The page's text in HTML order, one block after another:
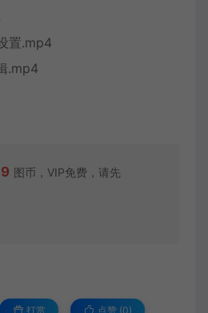
置.mp4
.mp4
图币，VIP免费，请先
打赏 点赞 (0)